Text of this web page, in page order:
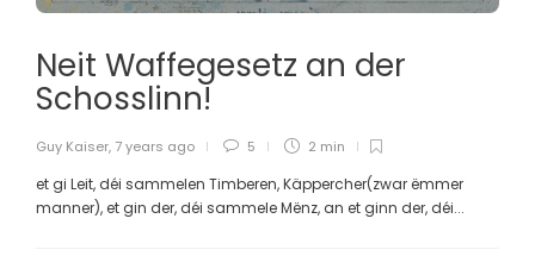
Neit Waffegesetz an der
Schosslinn!
Guy Kaiser, 7 years ago 5 2 min
et gi Leit, déi sammelen Timberen, Käppercher(zwar ëmmer
manner), et gin der, déi sammele Mënz, an et ginn der, déi...